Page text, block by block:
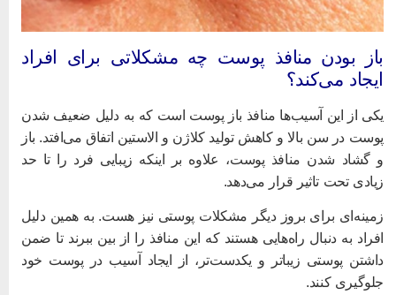
بودن منافذ پوست چه مشکلاتی برای افراد
می‌کند؟
از این آسیب‌ها منافذ باز پوست است که به دلیل ضعیف شدن
در سن بالا و کاهش تولید کلاژن و الاستین اتفاق می‌افتد. باز
گشاد شدن منافذ پوست، علاوه بر اینکه زیبایی فرد را تا حد
تحت تاثیر قرار می‌دهد.
برای بروز دیگر مشکلات پوستی نیز هست. به همین دلیل
به دنبال راه‌هایی هستند که این منافذ را از بین ببرند تا ضمن
پوستی زیباتر و یکدست‌تر، از ایجاد آسیب در پوست خود
کنند.